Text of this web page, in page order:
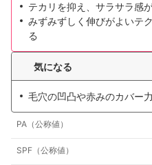
テカリを抑え、サラサラ感
みずみずしく伸びがよいテ
る
気になる
毛穴の凹凸や赤みのカバー
PA（公称値）
SPF（公称値）